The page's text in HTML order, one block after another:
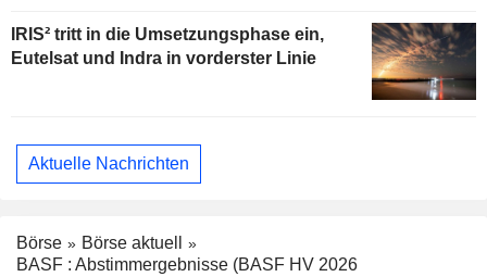
IRIS² tritt in die Umsetzungsphase ein,
Eutelsat und Indra in vorderster Linie
Aktuelle Nachrichten
Börse
Börse aktuell
BASF : Abstimmergebnisse (BASF HV 2026